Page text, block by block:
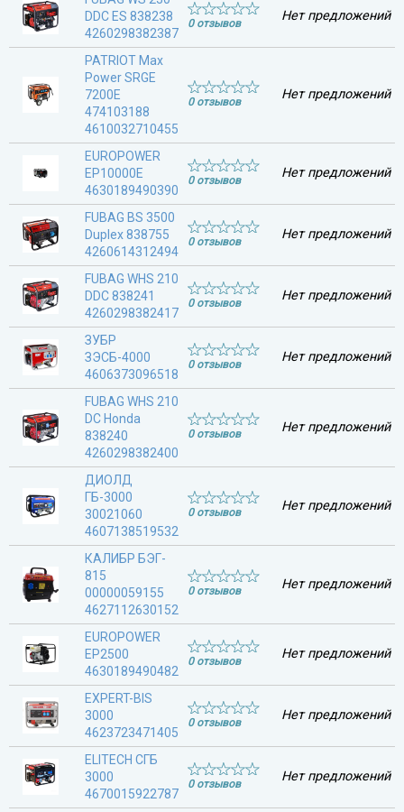
DDC ES 838238
4260298382387
0 отзывов Нет предложений
PATRIOT Max
Power SRGE
7200E
474103188
4610032710455
0 отзывов Нет предложений
EUROPOWER
EP10000E
4630189490390
0 отзывов Нет предложений
FUBAG BS 3500
Duplex 838755
4260614312494
0 отзывов Нет предложений
FUBAG WHS 210
DDC 838241
4260298382417
0 отзывов Нет предложений
ЗУБР
ЗЭСБ-4000
4606373096518
0 отзывов Нет предложений
FUBAG WHS 210
DC Honda
838240
4260298382400
0 отзывов Нет предложений
ДИОЛД
ГБ-3000
30021060
4607138519532
0 отзывов Нет предложений
КАЛИБР БЭГ-
815
00000059155
4627112630152
0 отзывов Нет предложений
EUROPOWER
EP2500
4630189490482
0 отзывов Нет предложений
EXPERT-BIS
3000
4623723471405
0 отзывов Нет предложений
ELITECH СГБ
3000
4670015922787
0 отзывов Нет предложений